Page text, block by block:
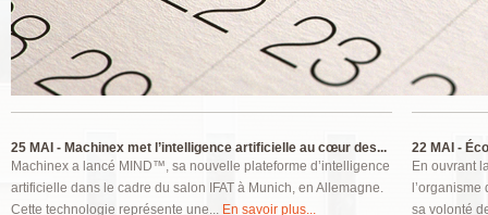
25 MAI - Machinex met l’intelligence artificielle au cœur des...
Machinex a lancé MIND™, sa nouvelle plateforme d’intelligence
artificielle dans le cadre du salon IFAT à Munich, en Allemagne.
Cette technologie représente une... En savoir plus...
22 MAI -
En ouvrant
sa volonté
Pages